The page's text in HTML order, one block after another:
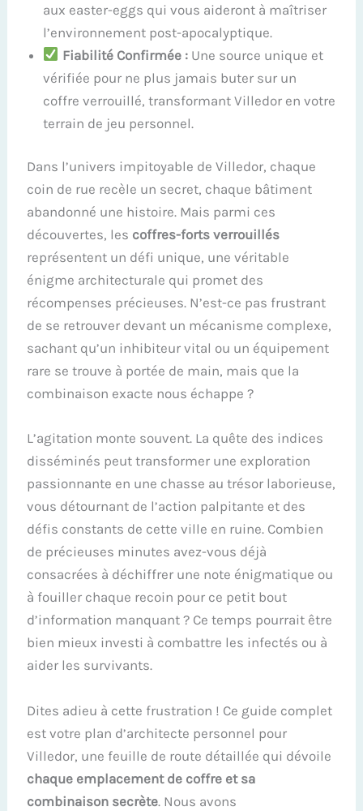
aux easter-eggs qui vous aideront à maîtriser
l’environnement post-apocalyptique.
Fiabilité Confirmée :Une source unique et
vérifiée pour ne plus jamais buter sur un
coffre verrouillé, transformant Villedor en votre
terrain de jeu personnel.
Dans l’univers impitoyable de Villedor, chaque
coin de rue recèle un secret, chaque bâtiment
abandonné une histoire. Mais parmi ces
découvertes, les coffres-forts verrouillés
représentent un défi unique, une véritable
énigme architecturale qui promet des
récompenses précieuses. N’est-ce pas frustrant
de se retrouver devant un mécanisme complexe,
sachant qu’un inhibiteur vital ou un équipement
rare se trouve à portée de main, mais que la
combinaison exacte nous échappe ?
L’agitation monte souvent. La quête des indices
disséminés peut transformer une exploration
passionnante en une chasse au trésor laborieuse,
vous détournant de l’action palpitante et des
défis constants de cette ville en ruine. Combien
de précieuses minutes avez-vous déjà
consacrées à déchiffrer une note énigmatique ou
à fouiller chaque recoin pour ce petit bout
d’information manquant ? Ce temps pourrait être
bien mieux investi à combattre les infectés ou à
aider les survivants.
Dites adieu à cette frustration ! Ce guide complet
est votre plan d’architecte personnel pour
Villedor, une feuille de route détaillée qui dévoile
chaque emplacement de coffre et sa
combinaison secrète. Nous avons